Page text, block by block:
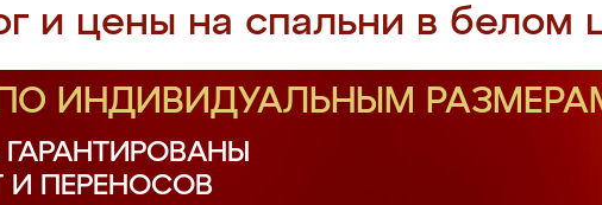
и цены на спальни в белом
ИНДИВИДУАЛЬНЫМ
И ПЕРЕНОСОВ